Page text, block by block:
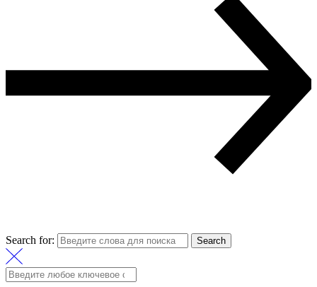
Search for: Search